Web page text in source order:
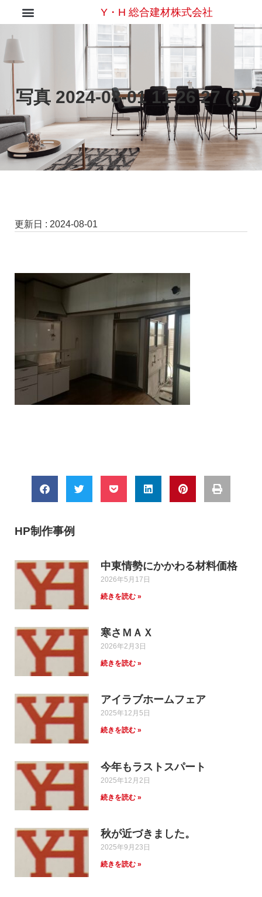
Y・H 総合建材株式会社
写真 2024-08-01 11 26 27 (3)
更新日 : 2024-08-01
HP制作事例
中東情勢にかかわる材料価格
2026年5月17日
続きを読む »
寒さＭＡＸ
2026年2月3日
続きを読む »
アイラブホームフェア
2025年12月5日
続きを読む »
今年もラストスパート
2025年12月2日
続きを読む »
秋が近づきました。
2025年9月23日
続きを読む »